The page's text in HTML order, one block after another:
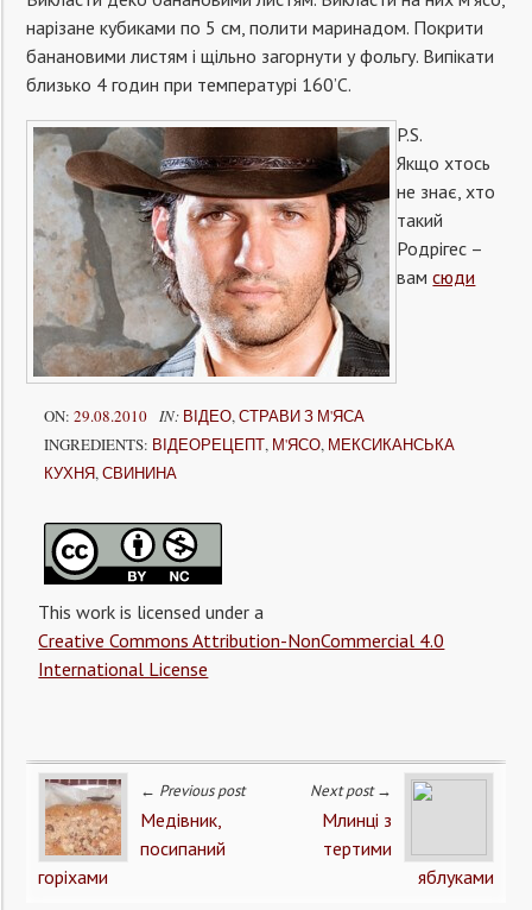
нарізане кубиками по 5 см, полити маринадом. Покрити
банановими листям і щільно загорнути у фольгу. Випікати
близько 4 годин при температурі 160’С.
P.S.
Якщо хтось
не знає, хто
такий
Родрігес –
вамсюди
ON: 29.08.2010 IN: ВІДЕО,СТРАВИ З М'ЯСА
INGREDIENTS: ВІДЕОРЕЦЕПТ, М'ЯСО, МЕКСИКАНСЬКА
КУХНЯ,СВИНИНА
This work is licensed under a
Creative Commons Attribution-NonCommercial 4.0
International License
← Previous post
Медівник,
посипаний
горіхами
Next post →
Млинці з
тертими
яблуками